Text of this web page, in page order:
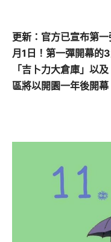
更新：官方已宣布第
月1日！第一彈開幕的
「吉卜力大倉庫」以
區將以開園一年後開幕